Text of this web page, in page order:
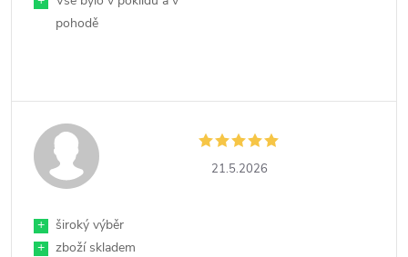
pohodě
21.5.2026
+
široký výběr
+
zboží skladem